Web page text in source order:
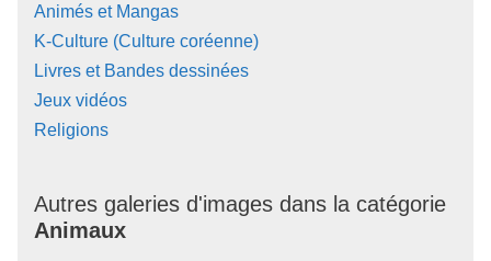
Animés et Mangas
K-Culture (Culture coréenne)
Livres et Bandes dessinées
Jeux vidéos
Religions
Autres galeries d'images dans la catégorie
Animaux